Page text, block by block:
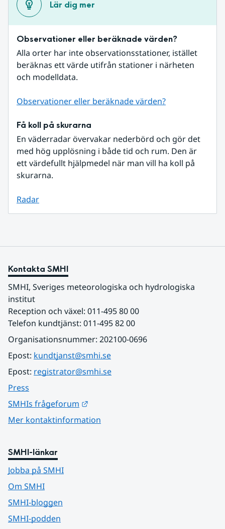
Lär dig mer
Observationer eller beräknade värden?
Alla orter har inte observationsstationer, istället
beräknas ett värde utifrån stationer i närheten
och modelldata.
Observationer eller beräknade värden?
Få koll på skurarna
En väderradar övervakar nederbörd och gör det
med hög upplösning i både tid och rum. Den är
ett värdefullt hjälpmedel när man vill ha koll på
skurarna.
Radar
Kontakta SMHI
SMHI, Sveriges meteorologiska och hydrologiska
institut
Reception och växel: 011-495 80 00
Telefon kundtjänst: 011-495 82 00
Organisationsnummer: 202100-0696
Epost: kundtjanst@smhi.se
Epost: registrator@smhi.se
Press
SMHIs frågeforum
Mer kontaktinformation
SMHI-länkar
Jobba på SMHI
Om SMHI
SMHI-bloggen
SMHI-podden